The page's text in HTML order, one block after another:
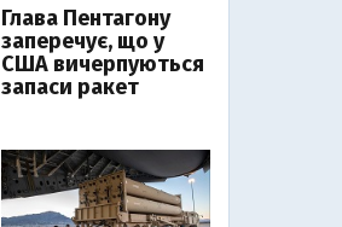
Глава Пентагону
заперечує, що у
США вичерпуються
запаси ракет